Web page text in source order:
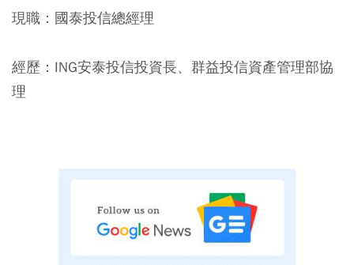
現職：國泰投信總經理
經歷：ING安泰投信投資長、群益投信資產管理部協
理